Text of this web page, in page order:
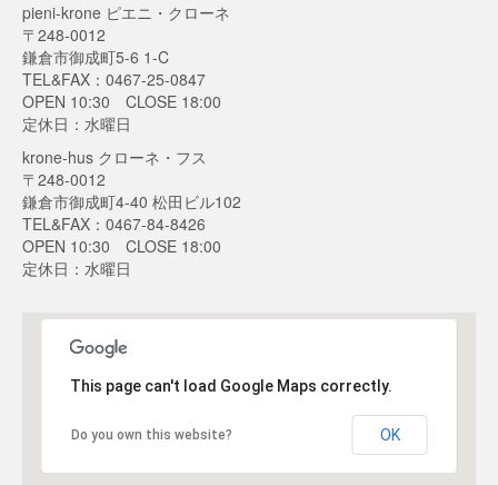
pieni-krone ピエニ・クローネ
〒248-0012
鎌倉市御成町5-6 1-C
TEL&FAX：0467-25-0847
OPEN 10:30 CLOSE 18:00
定休日：水曜日
krone-hus クローネ・フス
〒248-0012
鎌倉市御成町4-40 松田ビル102
TEL&FAX：0467-84-8426
OPEN 10:30 CLOSE 18:00
定休日：水曜日
This page can't load Google Maps correctly.
Do you own this website? OK